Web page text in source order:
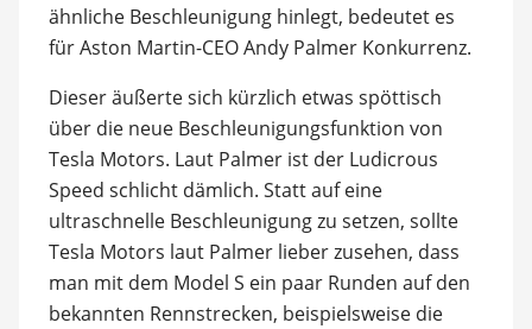
ähnliche Beschleunigung hinlegt, bedeutet es
für Aston Martin-CEO Andy Palmer Konkurrenz.
Dieser äußerte sich kürzlich etwas spöttisch
über die neue Beschleunigungsfunktion von
Tesla Motors. Laut Palmer ist der Ludicrous
Speed schlicht dämlich. Statt auf eine
ultraschnelle Beschleunigung zu setzen, sollte
Tesla Motors laut Palmer lieber zusehen, dass
man mit dem Model S ein paar Runden auf den
bekannten Rennstrecken, beispielsweise die